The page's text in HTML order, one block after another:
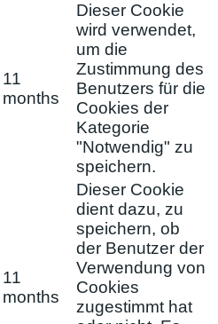
11
months
Dieser Cookie
wird verwendet,
um die
Zustimmung des
Benutzers für die
Cookies der
Kategorie
"Notwendig" zu
speichern.
11
months
Dieser Cookie
dient dazu, zu
speichern, ob
der Benutzer der
Verwendung von
Cookies
zugestimmt hat